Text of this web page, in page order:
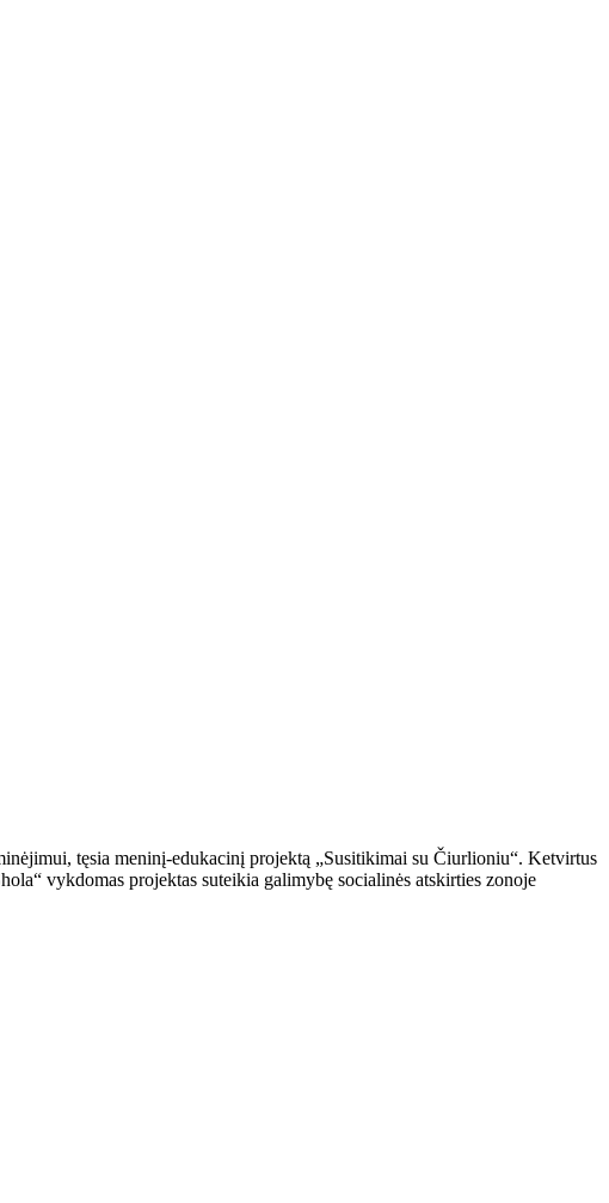
tęsia meninį-edukacinį projektą „Susitikimai su Čiurlioniu“. Ketvirtus
vykdomas projektas suteikia galimybę socialinės atskirties zonoje